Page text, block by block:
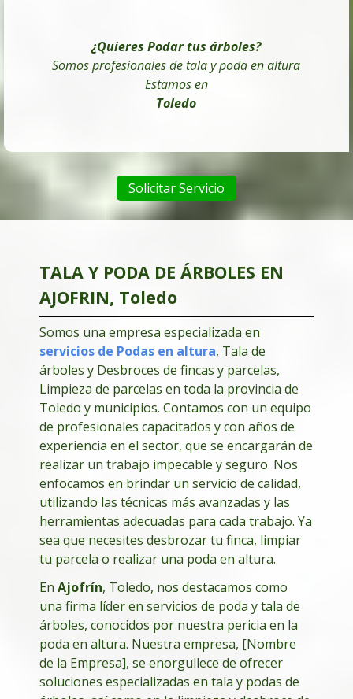
¿Quieres Podar tus árboles?
Somos profesionales de tala y poda en altura
Estamos en
Toledo
Solicitar Servicio
TALA Y PODA DE ÁRBOLES EN
AJOFRIN, Toledo
Somos una empresa especializada en
servicios de Podas en altura, Tala de
árboles y Desbroces de fincas y parcelas,
Limpieza de parcelas en toda la provincia de
Toledo y municipios. Contamos con un equipo
de profesionales capacitados y con años de
experiencia en el sector, que se encargarán de
realizar un trabajo impecable y seguro. Nos
enfocamos en brindar un servicio de calidad,
utilizando las técnicas más avanzadas y las
herramientas adecuadas para cada trabajo. Ya
sea que necesites desbrozar tu finca, limpiar
tu parcela o realizar una poda en altura.
En Ajofrín, Toledo, nos destacamos como
una firma líder en servicios de poda y tala de
árboles, conocidos por nuestra pericia en la
poda en altura. Nuestra empresa, [Nombre
de la Empresa], se enorgullece de ofrecer
soluciones especializadas en tala y podas de